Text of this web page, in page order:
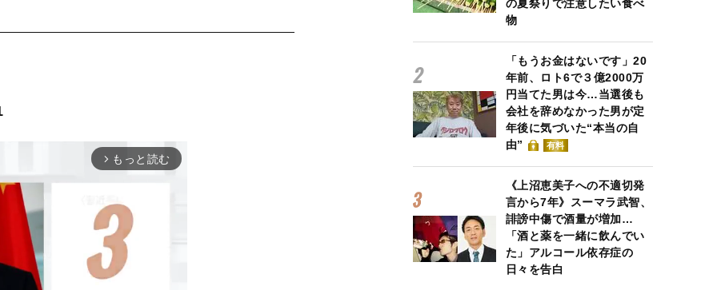
arrow_forward_ios もっと読む
の夏祭りで注意したい食べ
物
「もうお金はないです」20
年前、ロト6で３億2000万
円当てた男は今…当選後も
会社を辞めなかった男が定
年後に気づいた“本当の自
由”
有料
《上沼恵美子への不適切発
言から7年》スーマラ武智、
誹謗中傷で酒量が増加…
「酒と薬を一緒に飲んでい
た」アルコール依存症の
日々を告白